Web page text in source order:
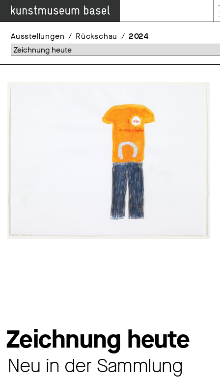
Ausstellungen Rückschau 2024
Zeichnung heute
Neu in der Sammlung